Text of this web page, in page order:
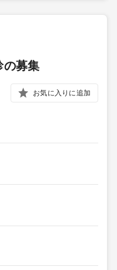
の募集
お気に入りに追加